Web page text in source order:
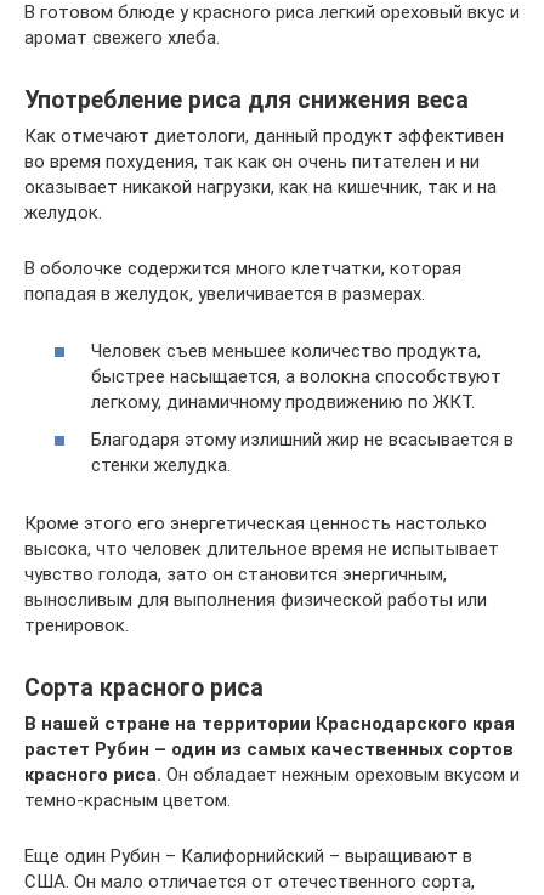
В готовом блюде у красного риса легкий ореховый вкус и
аромат свежего хлеба.
Употребление риса для снижения веса
Как отмечают диетологи, данный продукт эффективен
во время похудения, так как он очень питателен и ни
оказывает никакой нагрузки, как на кишечник, так и на
желудок.
В оболочке содержится много клетчатки, которая
попадая в желудок, увеличивается в размерах.
Человек съев меньшее количество продукта,
быстрее насыщается, а волокна способствуют
легкому, динамичному продвижению по ЖКТ.
Благодаря этому излишний жир не всасывается в
стенки желудка.
Кроме этого его энергетическая ценность настолько
высока, что человек длительное время не испытывает
чувство голода, зато он становится энергичным,
выносливым для выполнения физической работы или
тренировок.
Сорта красного риса
В нашей стране на территории Краснодарского края
растет Рубин – один из самых качественных сортов
красного риса. Он обладает нежным ореховым вкусом и
темно-красным цветом.
Еще один Рубин – Калифорнийский – выращивают в
США. Он мало отличается от отечественного сорта,